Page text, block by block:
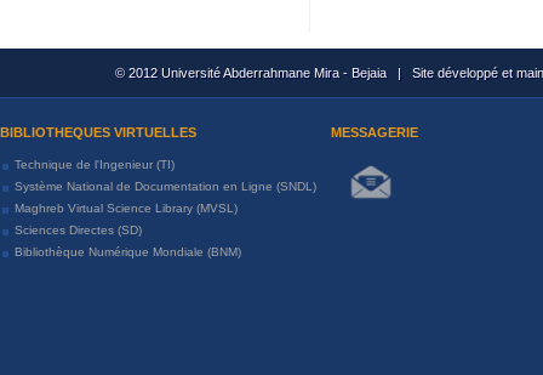
© 2012 Université Abderrahmane Mira - Bejaia | Site développé et
BIBLIOTHEQUES VIRTUELLES MESSAGERIE
Technique de l'Ingenieur (TI)
Système National de Documentation en Ligne (SNDL)
Maghreb Virtual Science Library (MVSL)
Sciences Directes (SD)
Bibliothèque Numérique Mondiale (BNM)